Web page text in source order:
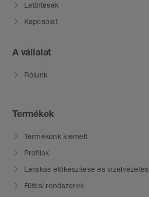
Letöltések
Kapcsolat
A vállalat
Rólunk
Termékek
Termékünk kiemelt
Profilok
Lerakás előkészítése és vízelvezetés
Fűtési rendszerek